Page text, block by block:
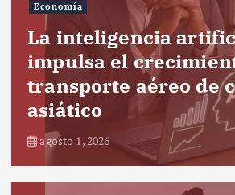
Economía
La inteligencia
impulsa el
transporte aéreo de
asiático
agosto 1, 2026